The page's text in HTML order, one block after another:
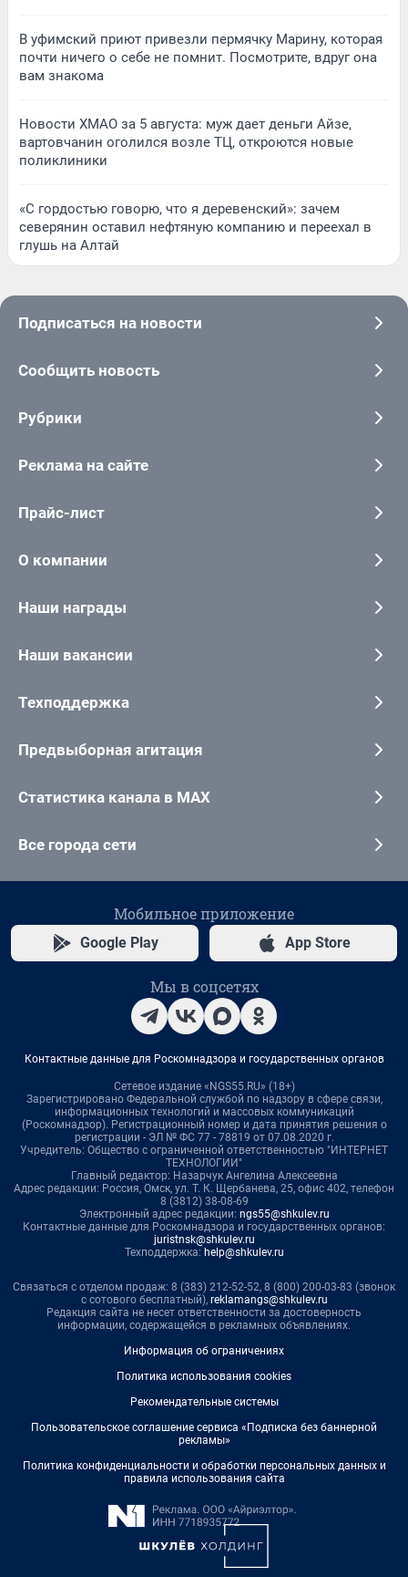
В уфимский приют привезли пермячку Марину, которая
почти ничего о себе не помнит. Посмотрите, вдруг она
вам знакома
Новости ХМАО за 5 августа: муж дает деньги Айзе,
вартовчанин оголился возле ТЦ, откроются новые
поликлиники
«С гордостью говорю, что я деревенский»: зачем
северянин оставил нефтяную компанию и переехал в
глушь на Алтай
Подписаться на новости
Сообщить новость
Рубрики
Реклама на сайте
Прайс-лист
О компании
Наши награды
Наши вакансии
Техподдержка
Предвыборная агитация
Статистика канала в MAX
Все города сети
Мобильное приложение
Google Play App Store
Мы в соцсетях
Контактные данные для Роскомнадзора и государственных органов
Сетевое издание «NGS55.RU» (18+)
Зарегистрировано Федеральной службой по надзору в сфере связи,
информационных технологий и массовых коммуникаций
(Роскомнадзор). Регистрационный номер и дата принятия решения о
регистрации - ЭЛ № ФС 77 - 78819 от 07.08.2020 г.
Учредитель: Общество с ограниченной ответственностью "ИНТЕРНЕТ
ТЕХНОЛОГИИ"
Главный редактор: Назарчук Ангелина Алексеевна
Адрес редакции: Россия, Омск, ул. Т. К. Щербанева, 25, офис 402, телефон
8 (3812) 38-08-69
Электронный адрес редакции: ngs55@shkulev.ru
Контактные данные для Роскомнадзора и государственных органов:
juristnsk@shkulev.ru
Техподдержка: help@shkulev.ru
Связаться с отделом продаж: 8 (383) 212-52-52, 8 (800) 200-03-83 (звонок
с сотового бесплатный), reklamangs@shkulev.ru
Редакция сайта не несет ответственности за достоверность
информации, содержащейся в рекламных объявлениях.
Информация об ограничениях
Политика использования cookies
Рекомендательные системы
Пользовательское соглашение сервиса «Подписка без баннерной
рекламы»
Политика конфиденциальности и обработки персональных данных и
правила использования сайта